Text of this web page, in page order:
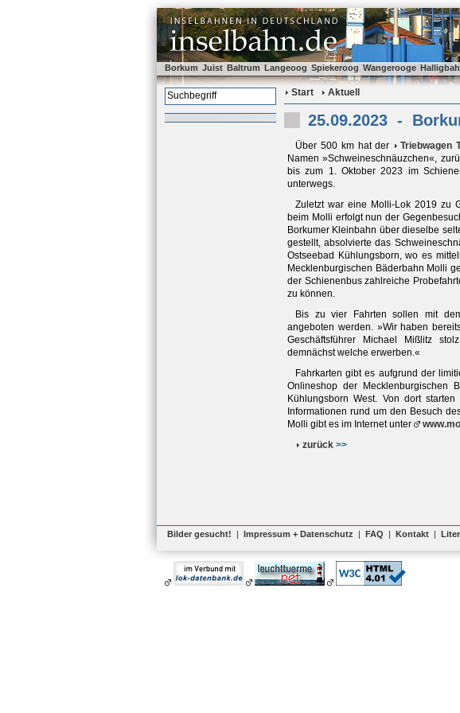
Borkum Juist Baltrum Langeoog Spiekeroog Wangerooge
Start Aktuell
25.09.2023 -
Über 500 km hat der Triebwagen
Namen »Schweineschnäuzchen«,
bis zum 1. Oktober 2023 im
unterwegs.
Zuletzt war eine Molli-Lok 2019 zu
beim Molli erfolgt nun der
Borkumer Kleinbahn über dieselbe
gestellt, absolvierte das
Ostseebad Kühlungsborn, wo es
Mecklenburgischen Bäderbahn Molli
der Schienenbus zahlreiche
zu können.
Bis zu vier Fahrten sollen mit
angeboten werden. »Wir haben
Geschäftsführer Michael Mißlitz
demnächst welche erwerben.«
Fahrkarten gibt es aufgrund der
Onlineshop der Mecklenburgischen
Kühlungsborn West. Von dort
Informationen rund um den Besuch
Molli gibt es im Internet unter
zurück >>
Bilder gesucht! | Impressum + Datenschutz | FAQ | Kontakt |